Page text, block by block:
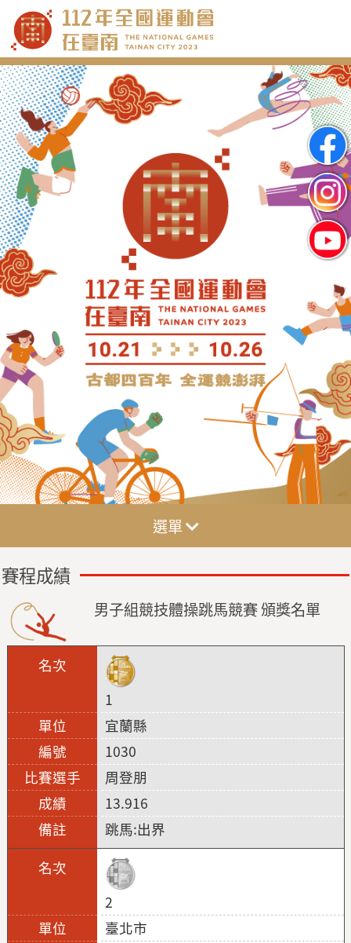
要
內
容
選單
賽程成績
男子組競技體操跳馬競賽 頒獎名單
1
宜蘭縣
1030
周登朋
13.916
跳馬:出界
2
臺北市